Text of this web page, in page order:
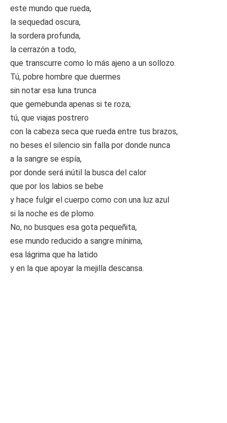
este mundo que rueda,
la sequedad oscura,
la sordera profunda,
la cerrazón a todo,
que transcurre como lo más ajeno a un sollozo.
Tú, pobre hombre que duermes
sin notar esa luna trunca
que gemebunda apenas si te roza;
tú, que viajas postrero
con la cabeza seca que rueda entre tus brazos,
no beses el silencio sin falla por donde nunca
a la sangre se espía,
por donde será inútil la busca del calor
que por los labios se bebe
y hace fulgir el cuerpo como con una luz azul
si la noche es de plomo.
No, no busques esa gota pequeñita,
ese mundo reducido a sangre mínima,
esa lágrima que ha latido
y en la que apoyar la mejilla descansa.